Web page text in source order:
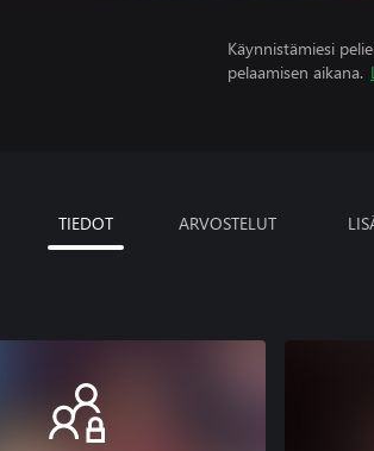
Käynnistämiesi
pelaamisen aikana.
TIEDOT ARVOSTELUT